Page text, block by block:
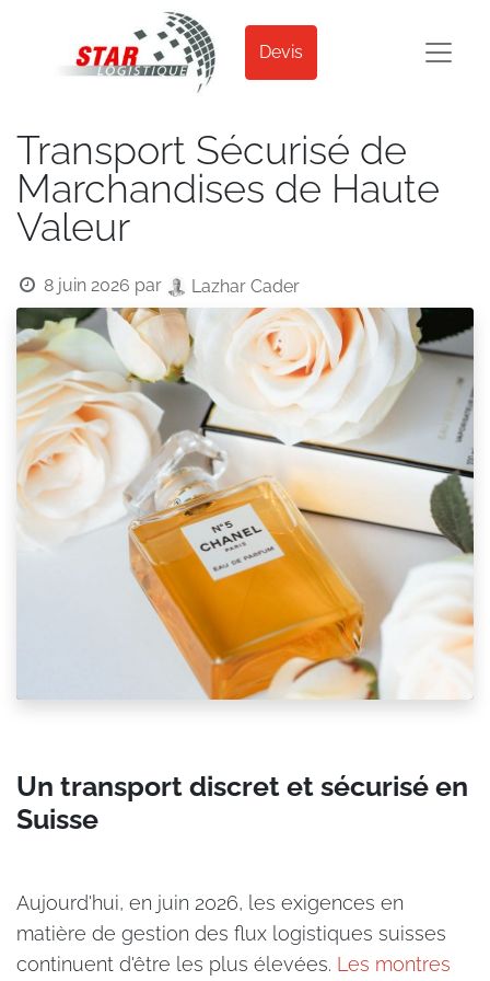
Devis
Transport Sécurisé de
Marchandises de Haute
Valeur
8 juin 2026 par Lazhar Cader
Un transport discret et sécurisé en
Suisse
Aujourd'hui, en juin 2026, les exigences en
matière de gestion des flux logistiques suisses
continuent d'être les plus élevées. Les montres